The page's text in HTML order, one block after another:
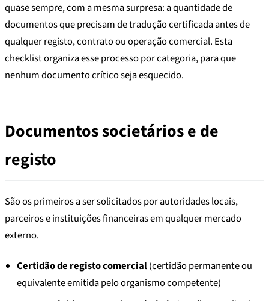
quase sempre, com a mesma surpresa: a quantidade de
documentos que precisam de tradução certificada antes de
qualquer registo, contrato ou operação comercial. Esta
checklist organiza esse processo por categoria, para que
nenhum documento crítico seja esquecido.
Documentos societários e de
registo
São os primeiros a ser solicitados por autoridades locais,
parceiros e instituições financeiras em qualquer mercado
externo.
Certidão de registo comercial(certidão permanente ou
equivalente emitida pelo organismo competente)